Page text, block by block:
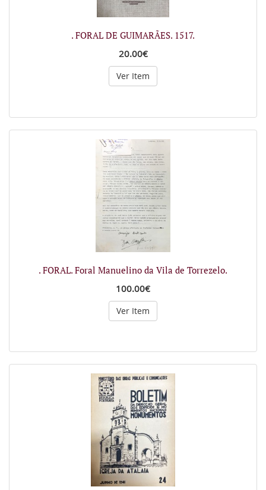
. FORAL DE GUIMARÃES. 1517.
20.00€
Ver Item
. FORAL. Foral Manuelino da Vila de Torrezelo.
100.00€
Ver Item